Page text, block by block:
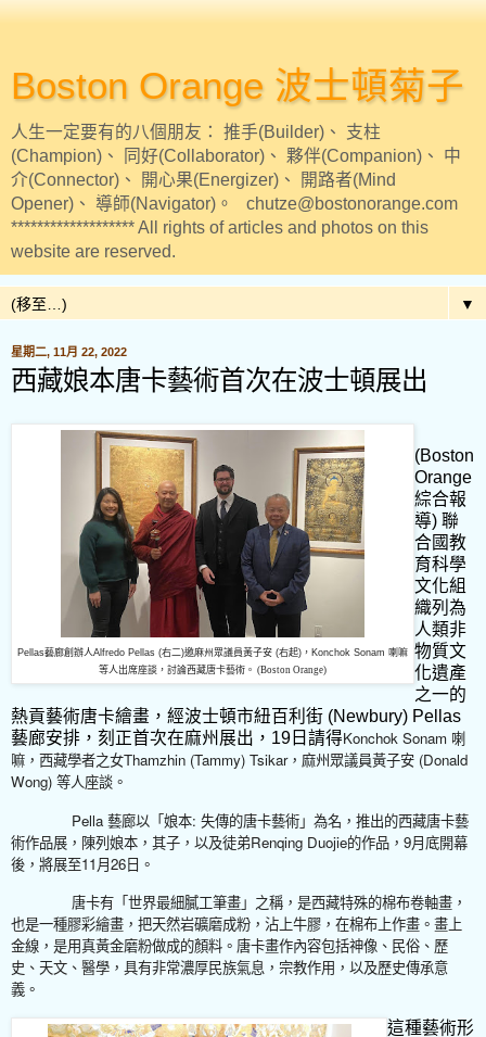
Boston Orange 波士頓菊子
人生一定要有的八個朋友： 推手(Builder)、 支柱
(Champion)、 同好(Collaborator)、 夥伴(Companion)、 中
介(Connector)、 開心果(Energizer)、 開路者(Mind
Opener)、 導師(Navigator)。 chutze@bostonorange.com
******************* All rights of articles and photos on this
website are reserved.
▼
星期二, 11月 22, 2022
西藏娘本唐卡藝術首次在波士頓展出
Pellas藝廊創辦人Alfredo Pellas (右二)邀麻州眾議員黃子安 (右起)，Konchok Sonam 喇嘛
等人出席座談，討論西藏唐卡藝術。 (Boston Orange)
(Boston
Orange
綜合報
導) 聯
合國教
育科學
文化組
織列為
人類非
物質文
化遺產
之一的
熱貢藝術唐卡繪畫，經波士頓市紐百利街 (Newbury) Pellas
藝廊安排，刻正首次在麻州展出， 19 日請得Konchok Sonam 喇
嘛，西藏學者之女Thamzhin (Tammy) Tsikar，麻州眾議員黃子安 (Donald
Wong) 等人座談。
Pella 藝廊以「娘本: 失傳的唐卡藝術」為名，推出的西藏唐卡藝
術作品展，陳列娘本，其子，以及徒弟Renqing Duojie的作品， 9月底開幕
後，將展至11 月 26 日。
唐卡有「世界最細膩工筆畫」之稱，是西藏特殊的棉布卷軸畫，
也是一種膠彩繪畫，把天然岩礦磨成粉，沾上牛膠，在棉布上作畫。畫上
金線，是用真黃金磨粉做成的顏料。唐卡畫作內容包括神像、民俗、歷
史、天文、醫學，具有非常濃厚民族氣息，宗教作用，以及歷史傳承意
義。
這種藝術形